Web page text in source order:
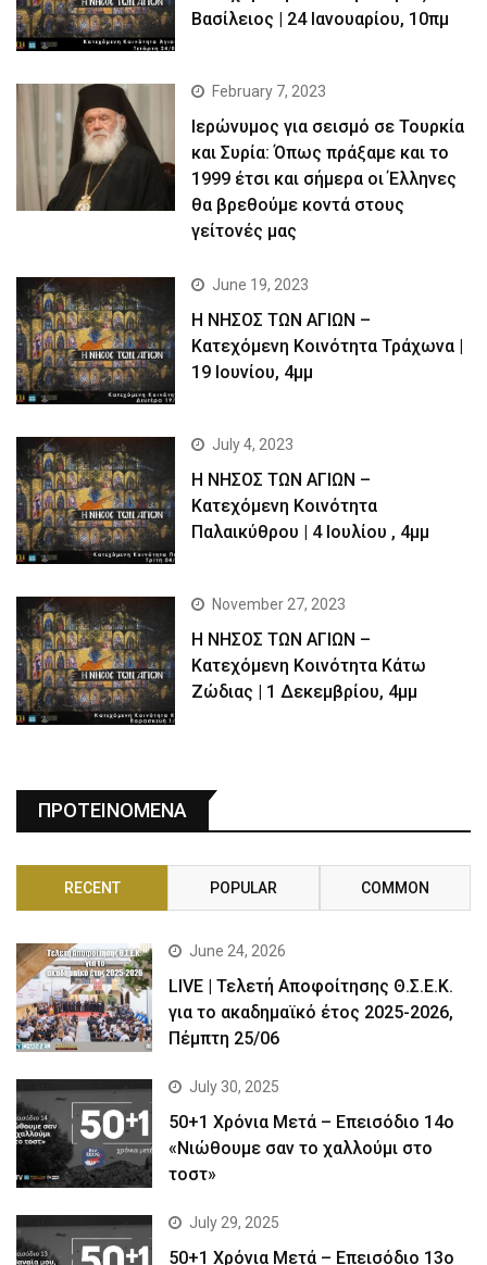
Βασίλειος | 24 Ιανουαρίου, 10πμ
February 7, 2023
Ιερώνυμος για σεισμό σε Τουρκία
και Συρία: Όπως πράξαμε και το
1999 έτσι και σήμερα οι Έλληνες
θα βρεθούμε κοντά στους
γείτονές μας
June 19, 2023
Η ΝΗΣΟΣ ΤΩΝ ΑΓΙΩΝ –
Kατεχόμενη Κοινότητα Τράχωνα |
19 Ιουνίου, 4μμ
July 4, 2023
Η ΝΗΣΟΣ ΤΩΝ ΑΓΙΩΝ –
Kατεχόμενη Κοινότητα
Παλαικύθρου | 4 Ιουλίου , 4μμ
November 27, 2023
Η ΝΗΣΟΣ ΤΩΝ ΑΓΙΩΝ –
Κατεχόμενη Κοινότητα Κάτω
Ζώδιας | 1 Δεκεμβρίου, 4μμ
ΠΡΟΤΕΙΝΟΜΕΝΑ
RECENT POPULAR COMMON
June 24, 2026
LIVE | Τελετή Αποφοίτησης Θ.Σ.Ε.Κ.
για το ακαδημαϊκό έτος 2025-2026,
Πέμπτη 25/06
July 30, 2025
50+1 Χρόνια Μετά – Επεισόδιο 14ο
«Νιώθουμε σαν το χαλλούμι στο
τοστ»
July 29, 2025
50+1 Χρόνια Μετά – Επεισόδιο 13ο